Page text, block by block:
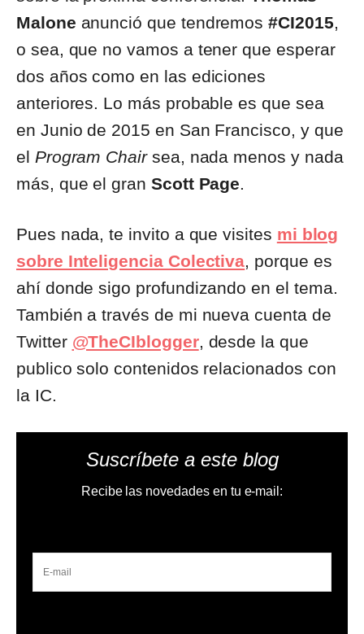
Malone anunció que tendremos#CI2015,
o sea, que no vamos a tener que esperar
dos años como en las ediciones
anteriores. Lo más probable es que sea
en Junio de 2015 en San Francisco, y que
el Program Chairsea, nada menos y nada
más, que el gran Scott Page.
Pues nada, te invito a que visites mi blog
sobre Inteligencia Colectiva, porque es
ahí donde sigo profundizando en el tema.
También a través de mi nueva cuenta de
Twitter @TheCIblogger, desde la que
publico solo contenidos relacionados con
la IC.
Suscríbete a este blog
Recibe las novedades en tu e-mail: